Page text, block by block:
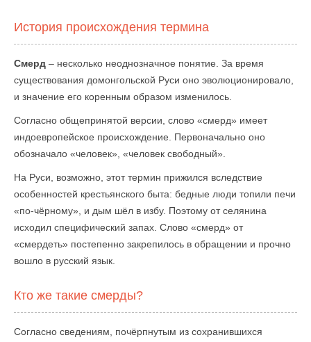
История происхождения термина
Смерд – несколько неоднозначное понятие. За время
существования домонгольской Руси оно эволюционировало,
и значение его коренным образом изменилось.
Согласно общепринятой версии, слово «смерд» имеет
индоевропейское происхождение. Первоначально оно
обозначало «человек», «человек свободный».
На Руси, возможно, этот термин прижился вследствие
особенностей крестьянского быта: бедные люди топили печи
«по-чёрному», и дым шёл в избу. Поэтому от селянина
исходил специфический запах. Слово «смерд» от
«смердеть» постепенно закрепилось в обращении и прочно
вошло в русский язык.
Кто же такие смерды?
Согласно сведениям, почёрпнутым из сохранившихся